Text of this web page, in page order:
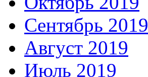
Сентябрь 2019
Август 2019
Июль 2019